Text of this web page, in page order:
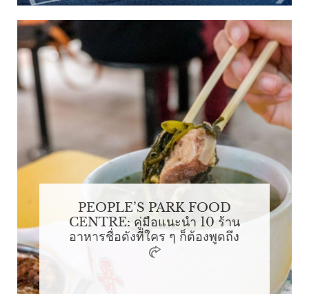
PEOPLE’S PARK FOOD
CENTRE: คู่มือแนะนำ 10 ร้าน
อาหารชื่อดังที่ใคร ๆ ก็ต้องพูดถึง